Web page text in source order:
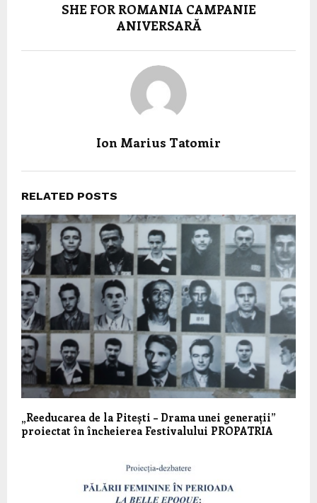
SHE FOR ROMANIA CAMPANIE
ANIVERSARĂ
Ion Marius Tatomir
RELATED POSTS
„Reeducarea de la Pitești – Drama unei generații”
proiectat în încheierea Festivalului PROPATRIA